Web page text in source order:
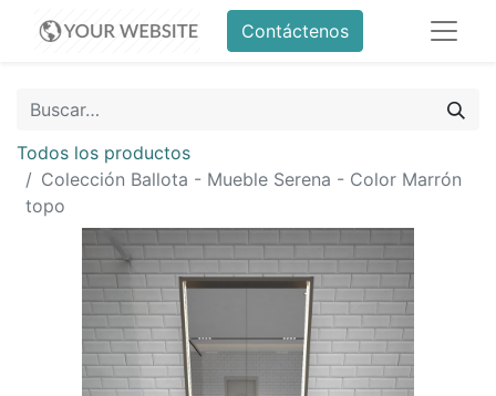
Contáctenos
Todos los productos
Colección Ballota - Mueble Serena - Color Marrón
topo